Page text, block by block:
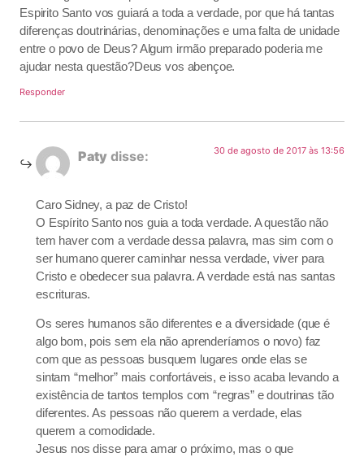
Espirito Santo vos guiará a toda a verdade, por que há tantas
diferenças doutrinárias, denominações e uma falta de unidade
entre o povo de Deus? Algum irmão preparado poderia me
ajudar nesta questão?Deus vos abençoe.
Responder
Paty disse: 30 de agosto de 2017 às 13:56
Caro Sidney, a paz de Cristo!
O Espírito Santo nos guia a toda verdade. A questão não
tem haver com a verdade dessa palavra, mas sim com o
ser humano querer caminhar nessa verdade, viver para
Cristo e obedecer sua palavra. A verdade está nas santas
escrituras.
Os seres humanos são diferentes e a diversidade (que é
algo bom, pois sem ela não aprenderíamos o novo) faz
com que as pessoas busquem lugares onde elas se
sintam “melhor” mais confortáveis, e isso acaba levando a
existência de tantos templos com “regras” e doutrinas tão
diferentes. As pessoas não querem a verdade, elas
querem a comodidade.
Jesus nos disse para amar o próximo, mas o que